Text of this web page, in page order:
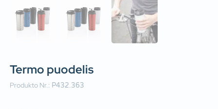
Termo puodelis
Produkto Nr.: P432.363